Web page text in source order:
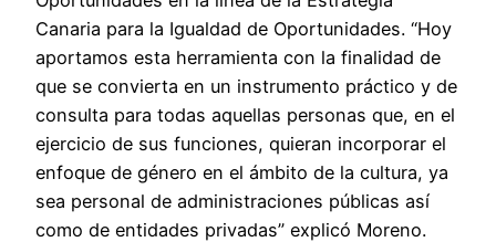
Canaria para la Igualdad de Oportunidades. “Hoy
aportamos esta herramienta con la finalidad de
que se convierta en un instrumento práctico y de
consulta para todas aquellas personas que, en el
ejercicio de sus funciones, quieran incorporar el
enfoque de género en el ámbito de la cultura, ya
sea personal de administraciones públicas así
como de entidades privadas” explicó Moreno.